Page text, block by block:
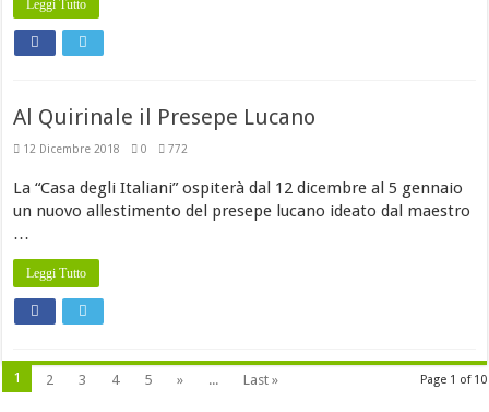
Leggi Tutto
Al Quirinale il Presepe Lucano
12 Dicembre 2018 0 772
La “Casa degli Italiani” ospiterà dal 12 dicembre al 5 gennaio
un nuovo allestimento del presepe lucano ideato dal maestro
…
Leggi Tutto
Page 1 of 10
1 2 3 4 5 » ... Last »